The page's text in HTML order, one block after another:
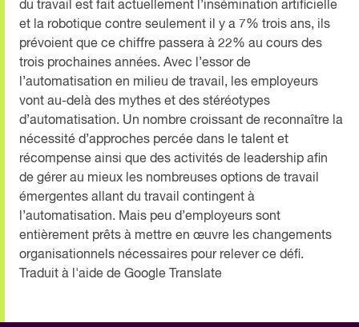
du travail est fait actuellement l’insémination artificielle
et la robotique contre seulement il y a 7% trois ans, ils
prévoient que ce chiffre passera à 22% au cours des
trois prochaines années. Avec l’essor de
l’automatisation en milieu de travail, les employeurs
vont au-delà des mythes et des stéréotypes
d’automatisation. Un nombre croissant de reconnaître la
nécessité d’approches percée dans le talent et
récompense ainsi que des activités de leadership afin
de gérer au mieux les nombreuses options de travail
émergentes allant du travail contingent à
l’automatisation. Mais peu d’employeurs sont
entièrement prêts à mettre en œuvre les changements
organisationnels nécessaires pour relever ce défi.
Traduit à l'aide de Google Translate